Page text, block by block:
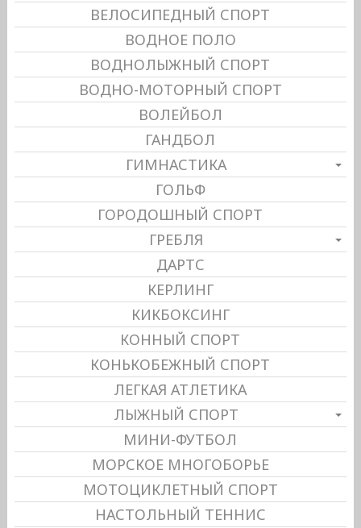
ВЕЛОСИПЕДНЫЙ СПОРТ
ВОДНОЕ ПОЛО
ВОДНОЛЫЖНЫЙ СПОРТ
ВОДНО-МОТОРНЫЙ СПОРТ
ВОЛЕЙБОЛ
ГАНДБОЛ
ГИМНАСТИКА
ГОЛЬФ
ГОРОДОШНЫЙ СПОРТ
ГРЕБЛЯ
ДАРТС
КЕРЛИНГ
КИКБОКСИНГ
КОННЫЙ СПОРТ
КОНЬКОБЕЖНЫЙ СПОРТ
ЛЕГКАЯ АТЛЕТИКА
ЛЫЖНЫЙ СПОРТ
МИНИ-ФУТБОЛ
МОРСКОЕ МНОГОБОРЬЕ
МОТОЦИКЛЕТНЫЙ СПОРТ
НАСТОЛЬНЫЙ ТЕННИС